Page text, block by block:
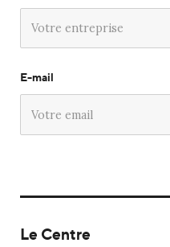
E-mail
Le Centre